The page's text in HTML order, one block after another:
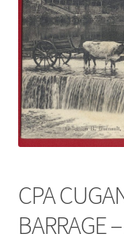
CPA
BARRAGE